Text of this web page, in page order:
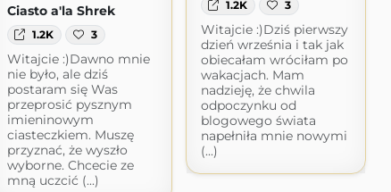
1.2K 3
Witajcie :)Dziś pierwszy
dzień września i tak jak
obiecałam wróciłam po
wakacjach. Mam
nadzieję, że chwila
odpoczynku od
blogowego świata
napełniła mnie nowymi
(...)
Ciasto a'la Shrek
1.2K 3
Witajcie :)Dawno mnie
nie było, ale dziś
postaram się Was
przeprosić pysznym
imieninowym
ciasteczkiem. Muszę
przyznać, że wyszło
wyborne. Chcecie ze
mną uczcić (...)